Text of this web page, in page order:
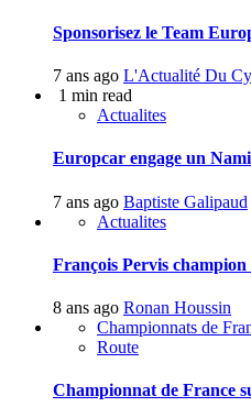
Sponsorisez le Team
7 ans ago L'Actualité Du
1 min read
Actualites
Europcar engage un
7 ans ago Baptiste Galipaud
Actualites
François Pervis
8 ans ago Ronan Houssin
Championnats de
Route
Championnat de France